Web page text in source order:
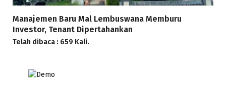
Manajemen Baru Mal Lembuswana Memburu
Investor, Tenant Dipertahankan
Telah dibaca : 659 Kali.